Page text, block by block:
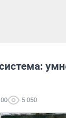
5 050